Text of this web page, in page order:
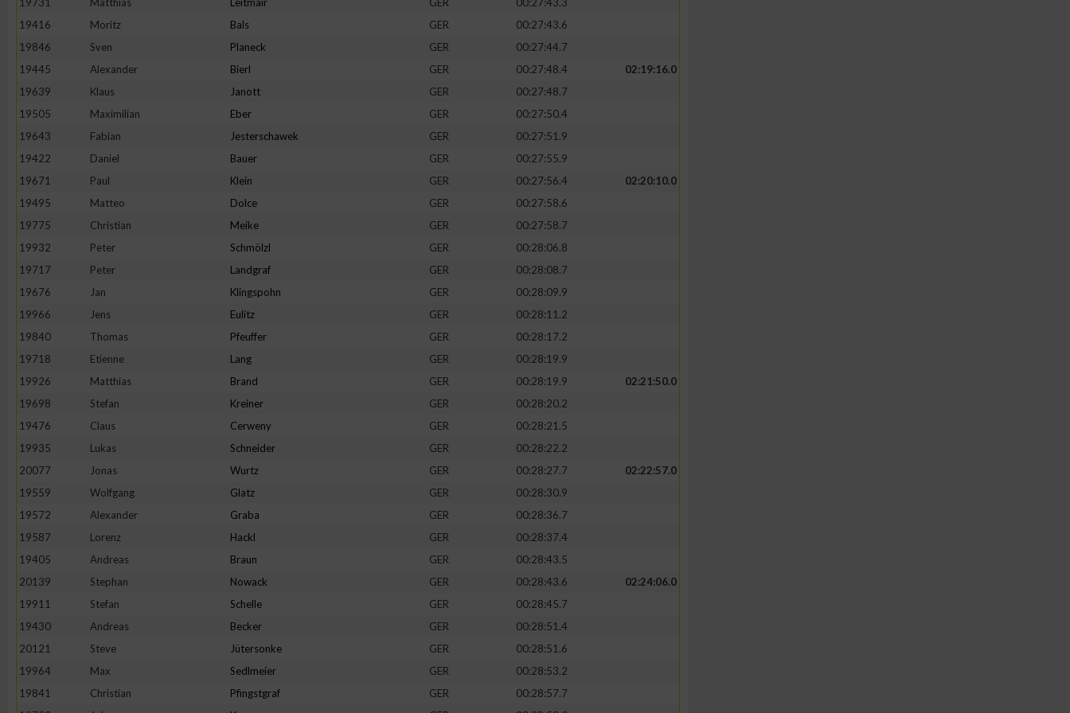
19416
Moritz Bals GER
00:27:43.6
19846
Sven Planeck GER
00:27:44.7
19445
Alexander Bierl GER 00:27:48.4
02:19:16.0
19639
Klaus Janott GER
00:27:48.7
19505
Maximilian Eber GER
00:27:50.4
19643
Fabian Jesterschawek GER
00:27:51.9
19422
Daniel Bauer GER
00:27:55.9
19671
Paul Klein GER 00:27:56.4
02:20:10.0
19495
Matteo Dolce GER
00:27:58.6
19775
Christian Meike GER
00:27:58.7
19932
Peter Schmölzl GER
00:28:06.8
19717
Peter Landgraf GER
00:28:08.7
19676
Jan Klingspohn GER
00:28:09.9
19966
Jens Eulitz GER
00:28:11.2
19840
Thomas Pfeuffer GER
00:28:17.2
19718
Etienne Lang GER
00:28:19.9
19926
Matthias Brand GER 00:28:19.9
02:21:50.0
19698
Stefan Kreiner GER
00:28:20.2
19476
Claus Cerweny GER
00:28:21.5
19935
Lukas Schneider GER
00:28:22.2
20077
Jonas Wurtz GER 00:28:27.7
02:22:57.0
19559
Wolfgang Glatz GER
00:28:30.9
19572
Alexander Graba GER
00:28:36.7
19587
Lorenz Hackl GER
00:28:37.4
19405
Andreas Braun GER
00:28:43.5
20139
Stephan Nowack GER 00:28:43.6
02:24:06.0
19911
Stefan Schelle GER
00:28:45.7
19430
Andreas Becker GER
00:28:51.4
20121
Steve Jütersonke GER
00:28:51.6
19964
Max Sedlmeier GER
00:28:53.2
19841
Christian Pfingstgraf GER
00:28:57.7
Erstellung von Profilen zur Personalisierung von Inhalten
Messung der Werbeleistung
Messung der Performance von Inhalten
Analyse von Zielgruppen durch Statistiken oder Kombinationen von Daten aus
Entwicklung und Verbesserung der Angebote
IAB-Besonderheiten:
Geräte anhand von aktiv angeforderten Informationen identifizieren
Nicht-IAB-Verarbeitungszwecke:
Notwendig
Performance
Funktional